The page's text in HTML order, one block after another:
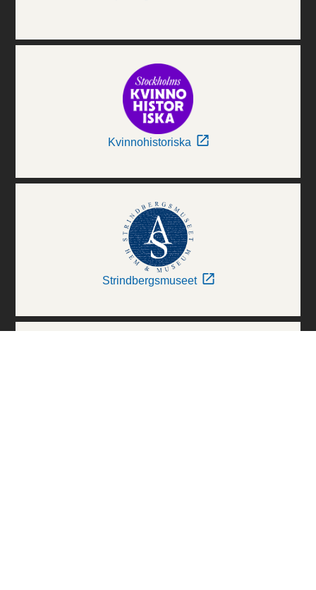
Kvinnohistoriska
Strindbergsmuseet